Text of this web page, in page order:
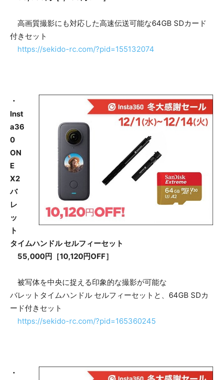
高画質撮影にも対応した高速伝送可能な64GB SDカード
付きセット
https://sekido-rc.com/?pid=155132074
・
Inst
a36
0
ON
E
X2
バ
レ
ッ
ト
タイムハンドル セルフィーセット
55,000円［10,120円OFF］
被写体を中央に捉える印象的な撮影が可能な
バレットタイムハンドル セルフィーセットと、64GB SDカ
ード付きセット
https://sekido-rc.com/?pid=165360245
・